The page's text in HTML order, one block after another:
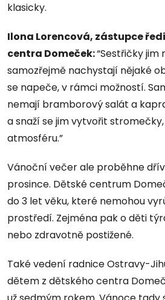
klasicky.
Ilona Lorencová, zástupce
centra Domeček:“Sestřičky
samozřejmě nachystají nějaké
se napeče, v rámci možností.
nemají bramborový salát a
a snaží se jim vytvořit
atmosféru.”
Vánoční večer ale proběhne
prosince. Dětské centrum
do 3 let věku, které nemohou
prostředí. Zejména pak o děti
nebo zdravotně postižené.
Také vedení radnice Ostravy-
dětem z dětského centra